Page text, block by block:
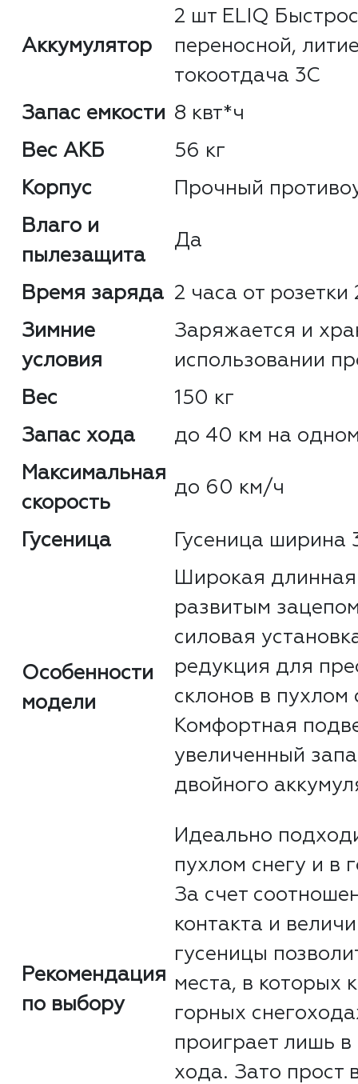
Аккумулятор
2 шт ELIQ
переносной,
токоотдача 3С
Запас емкости 8 квт*ч
Вес АКБ
56 кг
Корпус
Прочный
Влаго и
пылезащита
Да
Время заряда 2 часа от розетки
Зимние
условия
Заряжается и
использовании
Вес
150 кг
Запас хода
до 40 км на
Максимальная
скорость
до 60 км/ч
Гусеница Гусеница ширина
Особенности
модели
Широкая длинная
развитым
силовая
редукция для
склонов в пухлом
Комфортная
увеличенный
двойного
Рекомендация
по выбору
Идеально
пухлом снегу и в
За счет
контакта и
гусеницы
места, в которых
горных
проиграет лишь в
хода. Зато прост